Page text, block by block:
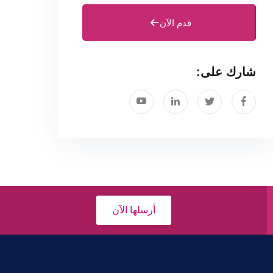
قدم الآن
شارك على:
أرسلها الآن